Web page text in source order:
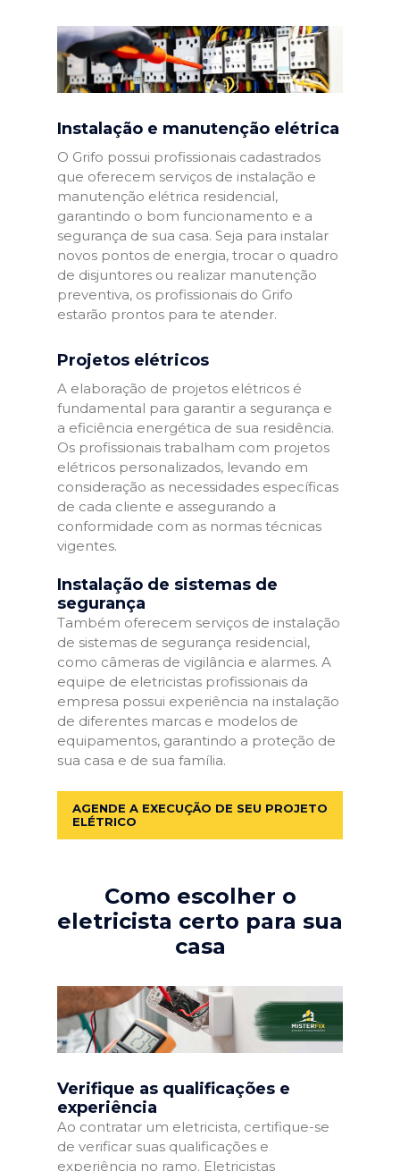
Instalação e manutenção elétrica
O Grifo possui profissionais cadastrados
que oferecem serviços de instalação e
manutenção elétrica residencial,
garantindo o bom funcionamento e a
segurança de sua casa. Seja para instalar
novos pontos de energia, trocar o quadro
de disjuntores ou realizar manutenção
preventiva, os profissionais do Grifo
estarão prontos para te atender.
Projetos elétricos
A elaboração de projetos elétricos é
fundamental para garantir a segurança e
a eficiência energética de sua residência.
Os profissionais trabalham com projetos
elétricos personalizados, levando em
consideração as necessidades específicas
de cada cliente e assegurando a
conformidade com as normas técnicas
vigentes.
Instalação de sistemas de
segurança
Também oferecem serviços de instalação
de sistemas de segurança residencial,
como câmeras de vigilância e alarmes. A
equipe de eletricistas profissionais da
empresa possui experiência na instalação
de diferentes marcas e modelos de
equipamentos, garantindo a proteção de
sua casa e de sua família.
AGENDE A EXECUÇÃO DE SEU PROJETO
ELÉTRICO
Como escolher o
eletricista certo para sua
casa
Verifique as qualificações e
experiência
Ao contratar um eletricista, certifique-se
de verificar suas qualificações e
experiência no ramo. Eletricistas